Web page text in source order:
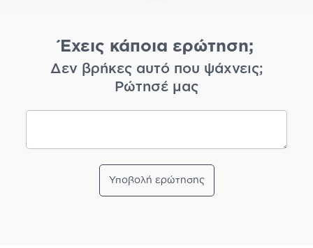
Έχεις κάποια ερώτηση;
Δεν βρήκες αυτό που ψάχνεις;
Ρώτησέ μας
Υποβολή ερώτησης